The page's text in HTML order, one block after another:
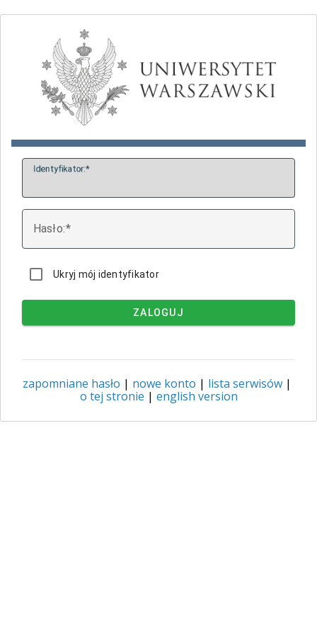
Identyfikator:
Hasło:
Ukryj mój identyfikator
ZALOGUJ
zapomniane hasło | nowe konto | lista serwisów |
o tej stronie | english version